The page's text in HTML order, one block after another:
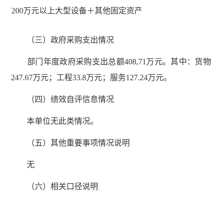
200万元以上大型设备＋其他固定资产
（三）政府采购支出情况
部门年度政府采购支出总额408,71万元。其中：货物
247.67万元；工程33.8万元；服务127.24万元。
（四）绩效自评信息情况
本单位无此类情况。
（五）其他重要事项情况说明
无
（六）相关口径说明